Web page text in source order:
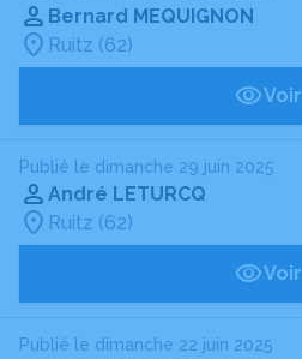
Bernard MEQUIGNON
Ruitz (62)
Voir
Publié le dimanche 29 juin 2025
André LETURCQ
Ruitz (62)
Voir
Publié le dimanche 22 juin 2025